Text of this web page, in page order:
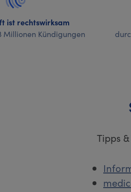
ist rechtswirksam
Millionen Kündigungen
Tipps